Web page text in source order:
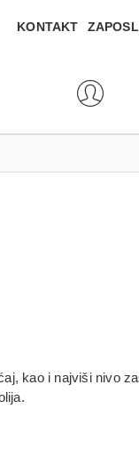
KONTAKT
kao i najviši nivo